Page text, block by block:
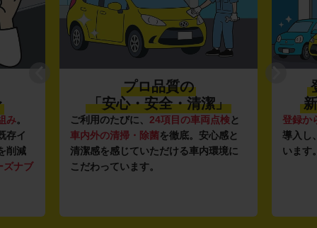
み。
存イ
削減
ズナブ
プロ品質の
「安心・安全・清潔」
ご利用のたびに、 24項目の車両点検と
車内外の清掃・除菌を徹底。安心感と
清潔感を感じていただける車内環境に
こだわっています。
登録か
導入し
います